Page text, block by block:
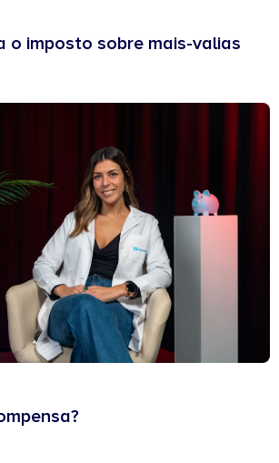
o imposto sobre mais-valias